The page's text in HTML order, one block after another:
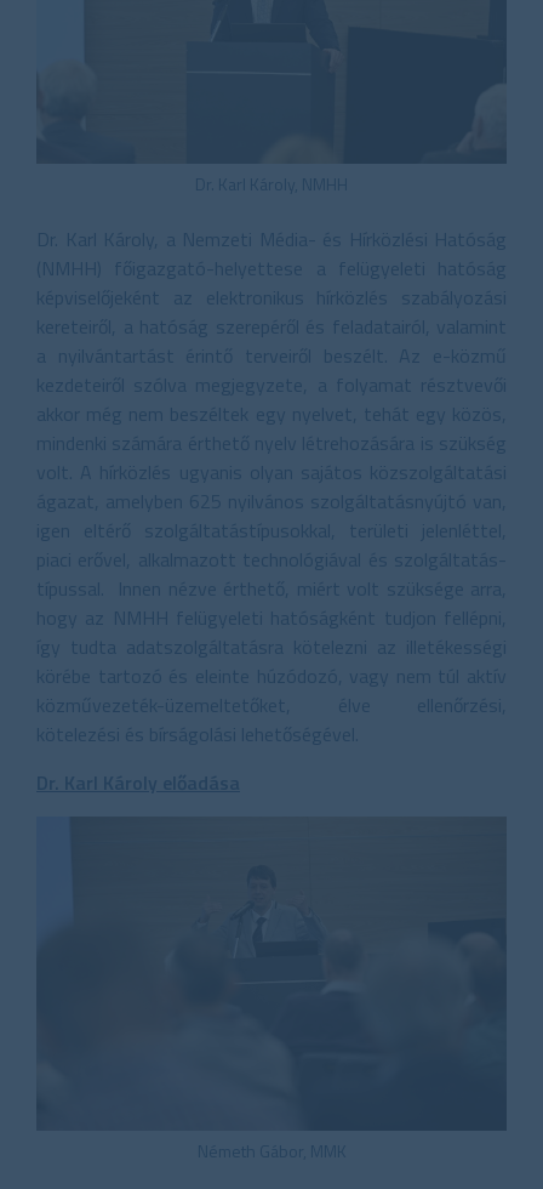
Dr. Karl Károly, NMHH
Dr. Karl Károly, a Nemzeti Média- és Hírközlési Hatóság
(NMHH) főigazgató-helyettese a felügyeleti hatóság
képviselőjeként az elektronikus hírközlés szabályozási
kereteiről, a hatóság szerepéről és feladatairól, valamint
a nyilvántartást érintő terveiről beszélt. Az e-közmű
kezdeteiről szólva megjegyzete, a folyamat résztvevői
akkor még nem beszéltek egy nyelvet, tehát egy közös,
mindenki számára érthető nyelv létrehozására is szükség
volt. A hírközlés ugyanis olyan sajátos közszolgáltatási
ágazat, amelyben 625 nyilvános szolgáltatásnyújtó van,
igen eltérő szolgáltatástípusokkal, területi jelenléttel,
piaci erővel, alkalmazott technológiával és szolgáltatás-
típussal. Innen nézve érthető, miért volt szüksége arra,
hogy az NMHH felügyeleti hatóságként tudjon fellépni,
így tudta adatszolgáltatásra kötelezni az illetékességi
körébe tartozó és eleinte húzódozó, vagy nem túl aktív
közművezeték-üzemeltetőket, élve ellenőrzési,
kötelezési és bírságolási lehetőségével.
Dr. Karl Károly előadása
Németh Gábor, MMK